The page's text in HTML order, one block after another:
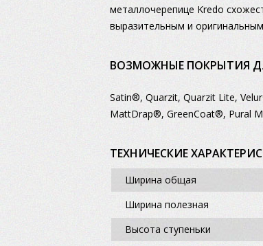
металлочерепице Kredo
выразительным и
ВОЗМОЖНЫЕ ПОКРЫТИЯ
Satin®, Quarzit, Quarzit Lite,
MattDrap®, GreenCoat®, Pural
ТЕХНИЧЕСКИЕ
Ширина общая
Ширина полезная
Высота ступеньки